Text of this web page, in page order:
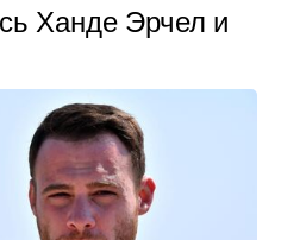
Ханде Эрчел и